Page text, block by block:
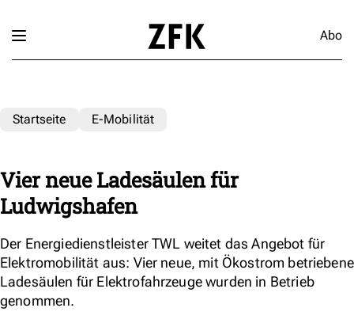
Abo
Startseite E-Mobilität
Vier neue Ladesäulen für
Ludwigshafen
Der Energiedienstleister TWL weitet das Angebot für
Elektromobilität aus: Vier neue, mit Ökostrom betriebene
Ladesäulen für Elektrofahrzeuge wurden in Betrieb
genommen.